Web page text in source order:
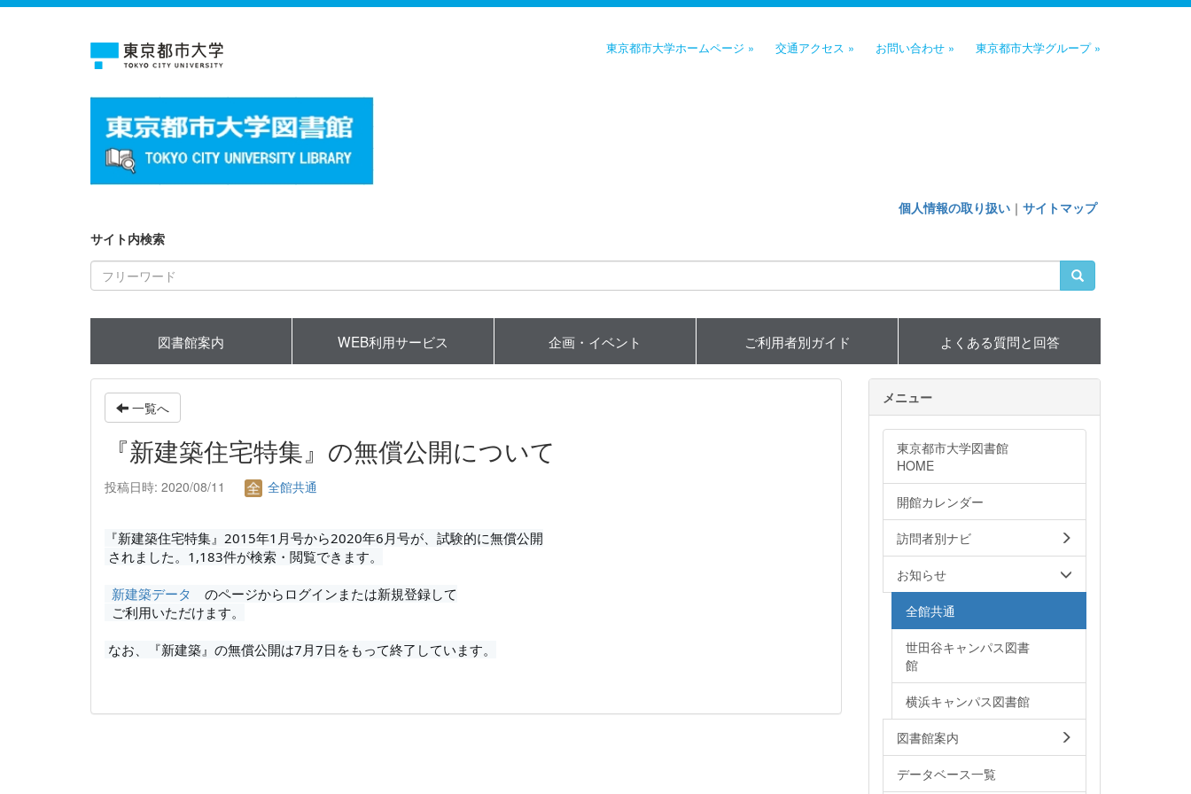
東京都市大学ホームページ » 交通アクセス » お問い合わせ » 東京都市大学グループ »
個人情報の取り扱い ｜ サイトマップ
サイト内検索
図書館案内 WEB利用サービス 企画・イベント ご利用者別ガイド よくある質問と回答
一覧へ
『新建築住宅特集』の無償公開について
投稿日時: 2020/08/11 全館共通
『新建築住宅特集』2015年1月号から2020年6月号が、試験的に無償公開
されました。1,183件が検索・閲覧できます。
新建築データ のページからログインまたは新規登録して
ご利用いただけます。
なお、『新建築』の無償公開は7月7日をもって終了しています。
メニュー
東京都市大学図書館
HOME
開館カレンダー
訪問者別ナビ
お知らせ
全館共通
世田谷キャンパス図書
館
横浜キャンパス図書館
図書館案内
データベース一覧